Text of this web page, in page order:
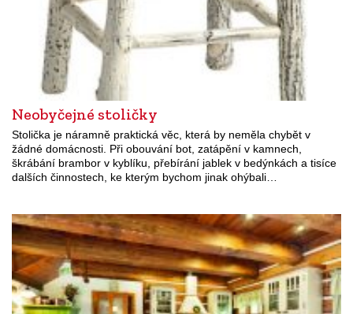
Neobyčejné stoličky
Stolička je náramně praktická věc, která by neměla chybět v
žádné domácnosti. Při obouvání bot, zatápění v kamnech,
škrábání brambor v kyblíku, přebírání jablek v bedýnkách a tisíce
dalších činnostech, ke kterým bychom jinak ohýbali…